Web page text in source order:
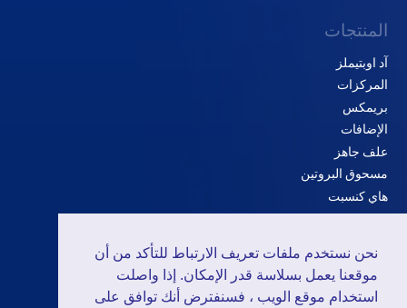
نحن نستخدم ملفات تعريف الارتباط للتأكد من أن
موقعنا يعمل بسلاسة قدر الإمكان. إذا واصلت
استخدام موقع الويب ، فسنفترض أنك توافق على
المنتجات
آد اوبتيملز
المركزات
بريمكس
الإضافات
علف جاهز
مسحوق البروتين
هاي كنسبت
الدواجن
المجترات